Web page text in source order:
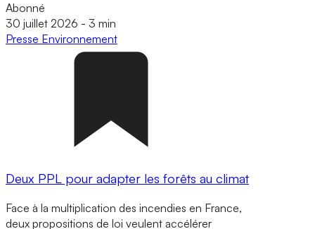
Abonné
30 juillet 2026 - 3 min
Presse Environnement
Deux PPL pour adapter les forêts au climat
Face à la multiplication des incendies en France,
deux propositions de loi veulent accélérer